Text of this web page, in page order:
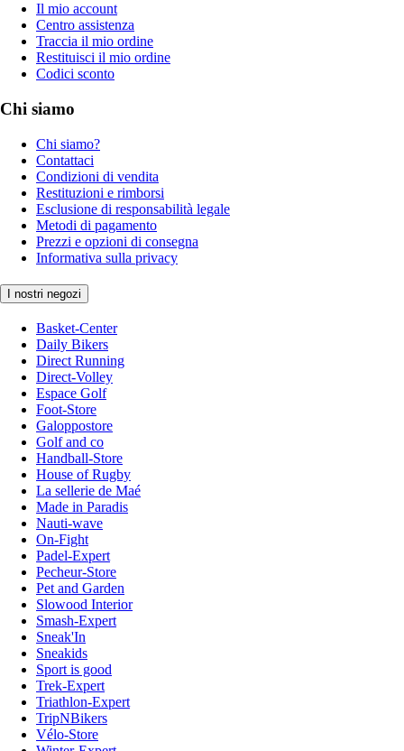
Il mio account
Centro assistenza
Traccia il mio ordine
Restituisci il mio ordine
Codici sconto
Chi siamo
Chi siamo?
Contattaci
Condizioni di vendita
Restituzioni e rimborsi
Esclusione di responsabilità legale
Metodi di pagamento
Prezzi e opzioni di consegna
Informativa sulla privacy
I nostri negozi
Basket-Center
Daily Bikers
Direct Running
Direct-Volley
Espace Golf
Foot-Store
Galoppostore
Golf and co
Handball-Store
House of Rugby
La sellerie de Maé
Made in Paradis
Nauti-wave
On-Fight
Padel-Expert
Pecheur-Store
Pet and Garden
Slowood Interior
Smash-Expert
Sneak'In
Sneakids
Sport is good
Trek-Expert
Triathlon-Expert
TripNBikers
Vélo-Store